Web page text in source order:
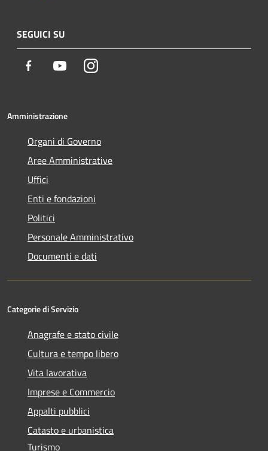
SEGUICI SU
Facebook YoutubeInstagram
Amministrazione
Organi di Governo
Aree Amministrative
Uffici
Enti e fondazioni
Politici
Personale Amministrativo
Documenti e dati
Categorie di Servizio
Anagrafe e stato civile
Cultura e tempo libero
Vita lavorativa
Imprese e Commercio
Appalti pubblici
Catasto e urbanistica
Turismo